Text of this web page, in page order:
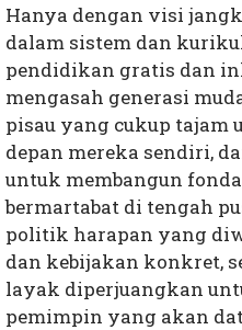
Hanya dengan visi
dalam sistem dan
pendidikan gratis dan
mengasah generasi
pisau yang cukup tajam
depan mereka sendiri,
untuk membangun
bermartabat di tengah
politik harapan yang
dan kebijakan konkret,
layak diperjuangkan
pemimpin yang akan